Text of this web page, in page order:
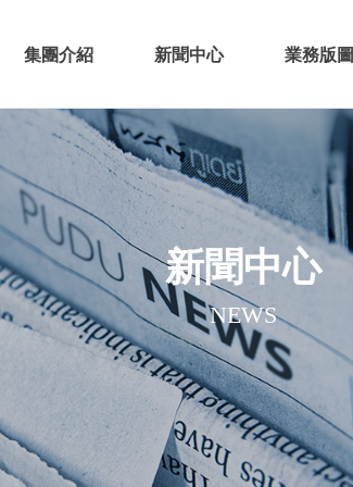
集團介紹 新聞中心 業務版圖
新聞中心
NEWS